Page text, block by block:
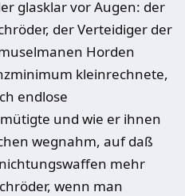
glasklar vor Augen: der
der Verteidiger der
Horden
kleinrechnete,
endlose
und wie er ihnen
wegnahm, auf daß
mehr
wenn man